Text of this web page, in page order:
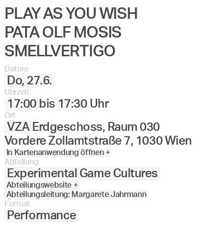
PLAY AS YOU WISH
PATA OLF MOSIS
SMELLVERTIGO
Datum
Do, 27.6.
Uhrzeit
17:00 bis 17:30 Uhr
Ort
VZA Erdgeschoss, Raum 030
Vordere Zollamtstraße 7, 1030 Wien
In Kartenanwendung öffnen +
Abteilung
Experimental Game Cultures
Abteilungswebsite +
Abteilungsleitung: Margarete Jahrmann
Format
Performance